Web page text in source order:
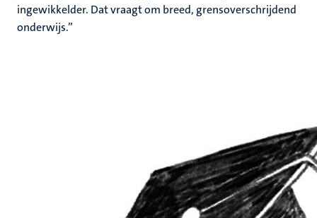
ingewikkelder. Dat vraagt om breed, grensoverschrijdend
onderwijs.”